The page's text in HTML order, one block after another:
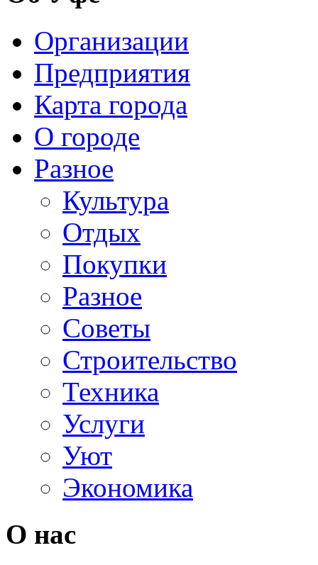
Организации
Предприятия
Карта города
О городе
Разное
Культура
Отдых
Покупки
Разное
Советы
Строительство
Техника
Услуги
Уют
Экономика
О нас